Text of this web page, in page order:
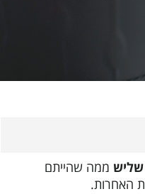
שליש ממה שהייתם
האחרות.